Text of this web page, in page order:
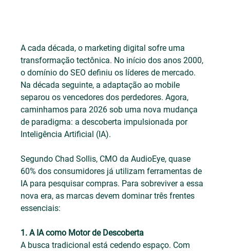
A cada década, o marketing digital sofre uma
transformação tectônica. No início dos anos 2000,
o domínio do SEO definiu os líderes de mercado.
Na década seguinte, a adaptação ao mobile
separou os vencedores dos perdedores. Agora,
caminhamos para 2026 sob uma nova mudança
de paradigma: a descoberta impulsionada por
Inteligência Artificial (IA).
Segundo Chad Sollis, CMO da AudioEye, quase
60% dos consumidores já utilizam ferramentas de
IA para pesquisar compras. Para sobreviver a essa
nova era, as marcas devem dominar três frentes
essenciais:
1. A IA como Motor de Descoberta
A busca tradicional está cedendo espaço. Com